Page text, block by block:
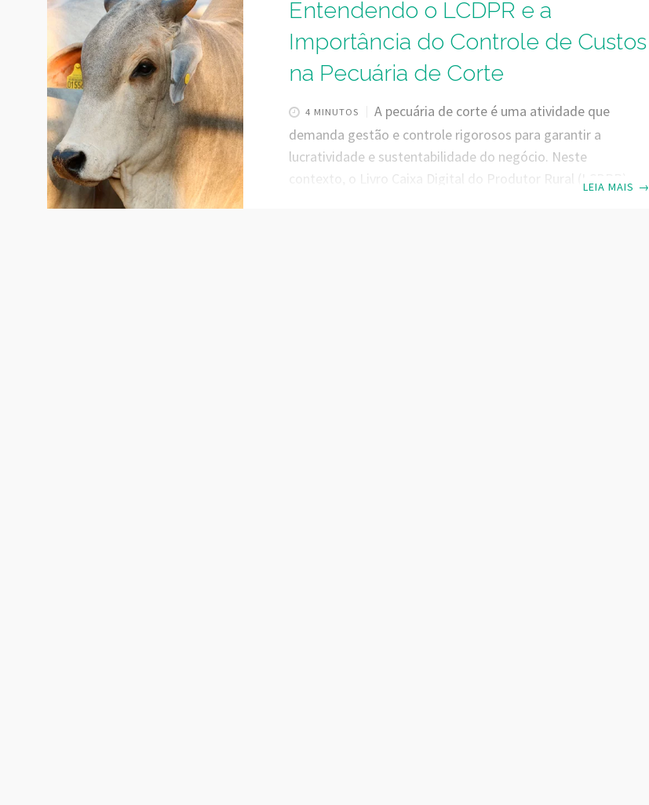
Entendendo o LCDPR e a
Importância do Controle de Custos
na Pecuária de Corte
4 MINUTOS
A pecuária de corte é uma atividade que
demanda gestão e controle rigorosos para garantir a
lucratividade e sustentabilidade do negócio. Neste
contexto, o Livro Caixa Digital do Produtor Rural (LCDPR)
LEIA MAIS →